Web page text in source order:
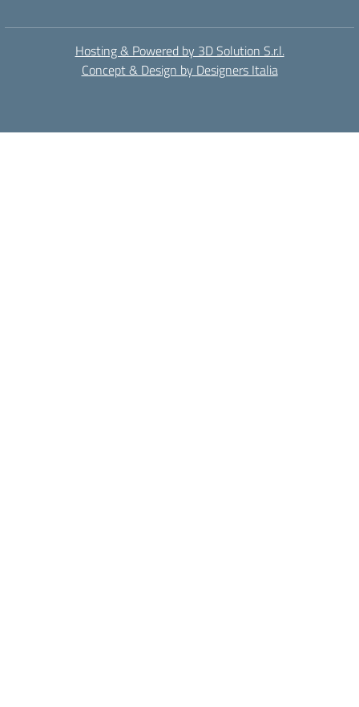
Hosting & Powered by 3D Solution S.r.l.
Concept & Design by Designers Italia